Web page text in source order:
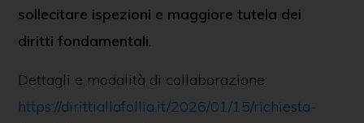
sollecitare ispezioni e maggiore tutela dei
diritti fondamentali.
Dettagli e modalità di collaborazione:
https://dirittiallafollia.it/2026/01/15/richiesta-